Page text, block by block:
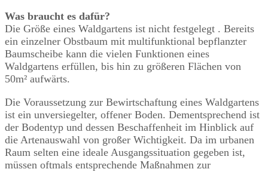
Was braucht es dafür?
Die Größe eines Waldgartens ist nicht festgelegt . Bereits
ein einzelner Obstbaum mit multifunktional bepflanzter
Baumscheibe kann die vielen Funktionen eines
Waldgartens erfüllen, bis hin zu größeren Flächen von
50m² aufwärts.
Die Voraussetzung zur Bewirtschaftung eines Waldgartens
ist ein unversiegelter, offener Boden. Dementsprechend ist
der Bodentyp und dessen Beschaffenheit im Hinblick auf
die Artenauswahl von großer Wichtigkeit. Da im urbanen
Raum selten eine ideale Ausgangssituation gegeben ist,
müssen oftmals entsprechende Maßnahmen zur